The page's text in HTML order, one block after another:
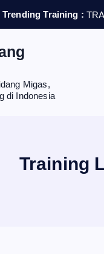
Trending Training : TRA
Migas,
di Indonesia
Training